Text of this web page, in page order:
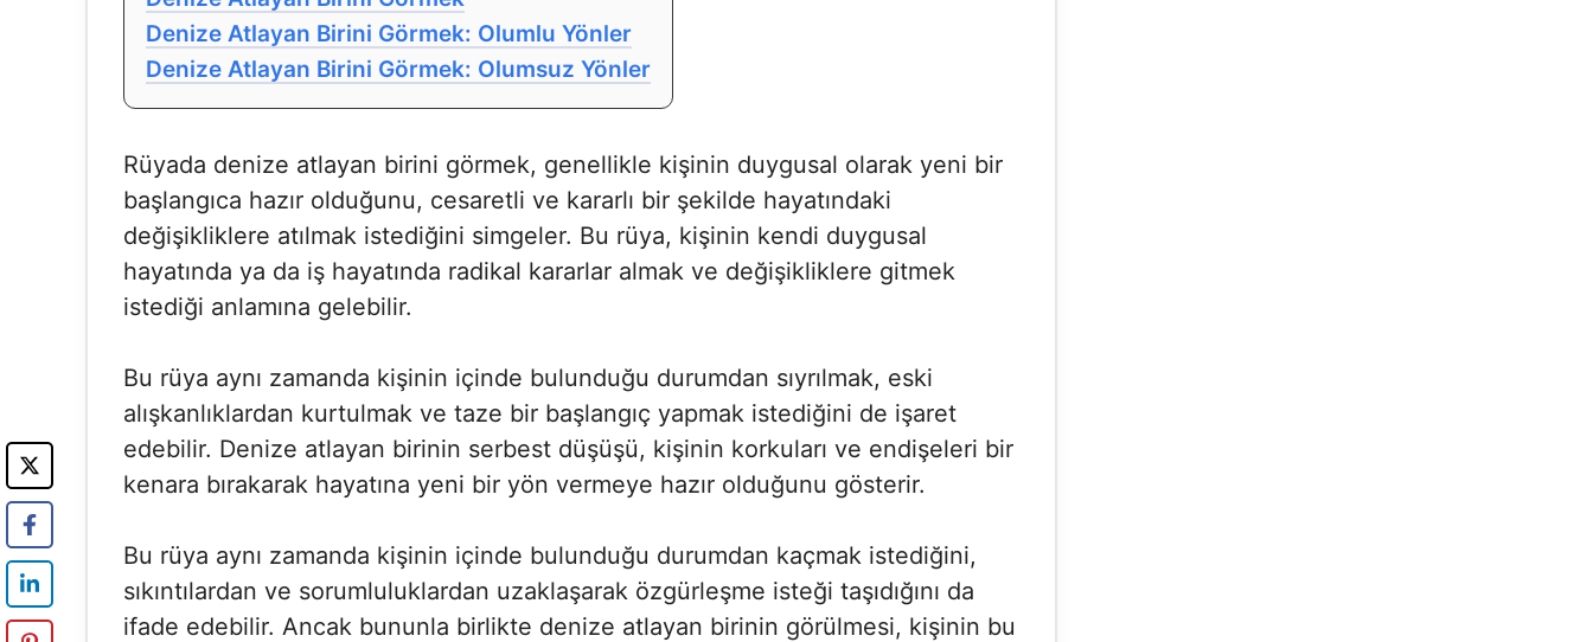
Denize Atlayan Birini Görmek: Olumlu Yönler
Denize Atlayan Birini Görmek: Olumsuz Yönler
Rüyada denize atlayan birini görmek, genellikle kişinin duygusal olarak yeni bir
başlangıca hazır olduğunu, cesaretli ve kararlı bir şekilde hayatındaki
değişikliklere atılmak istediğini simgeler. Bu rüya, kişinin kendi duygusal
hayatında ya da iş hayatında radikal kararlar almak ve değişikliklere gitmek
istediği anlamına gelebilir.
Bu rüya aynı zamanda kişinin içinde bulunduğu durumdan sıyrılmak, eski
alışkanlıklardan kurtulmak ve taze bir başlangıç yapmak istediğini de işaret
edebilir. Denize atlayan birinin serbest düşüşü, kişinin korkuları ve endişeleri bir
kenara bırakarak hayatına yeni bir yön vermeye hazır olduğunu gösterir.
Bu rüya aynı zamanda kişinin içinde bulunduğu durumdan kaçmak istediğini,
sıkıntılardan ve sorumluluklardan uzaklaşarak özgürleşme isteği taşıdığını da
ifade edebilir. Ancak bununla birlikte denize atlayan birinin görülmesi, kişinin bu